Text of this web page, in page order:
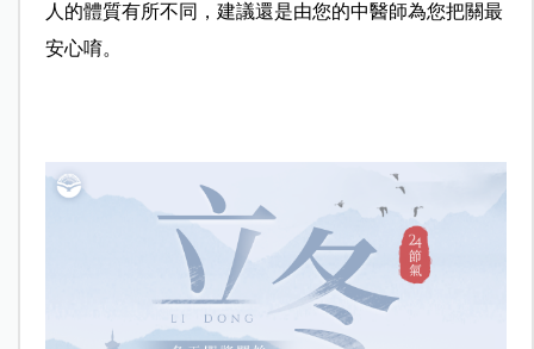
人的體質有所不同，建議還是由您的中醫師為您把關最
安心唷。